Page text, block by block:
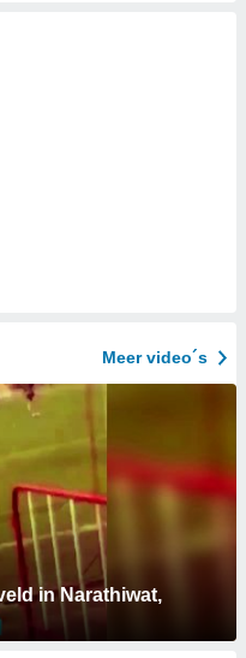
Meer video´s
in Narathiwat,